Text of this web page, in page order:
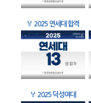
🏅 2025 연세대 합격
🏅 2025 덕성여대